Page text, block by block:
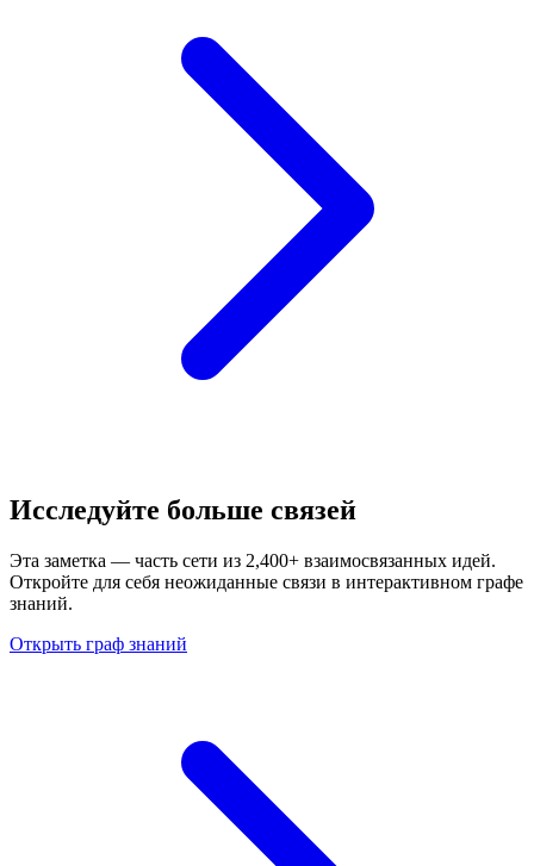
Исследуйте больше связей
Эта заметка — часть сети из 2,400+ взаимосвязанных идей.
Откройте для себя неожиданные связи в интерактивном графе
знаний.
Открыть граф знаний